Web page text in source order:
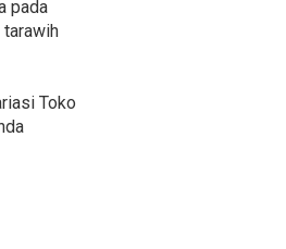
pada
tarawih
Toko